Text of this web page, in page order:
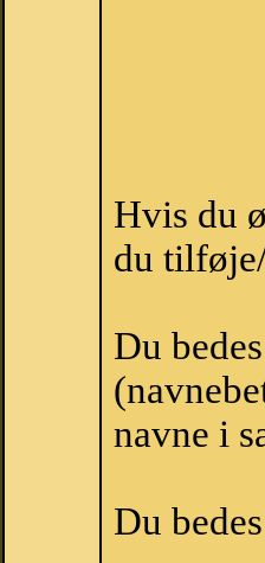
Hvis du
du
Du
navne i
Du